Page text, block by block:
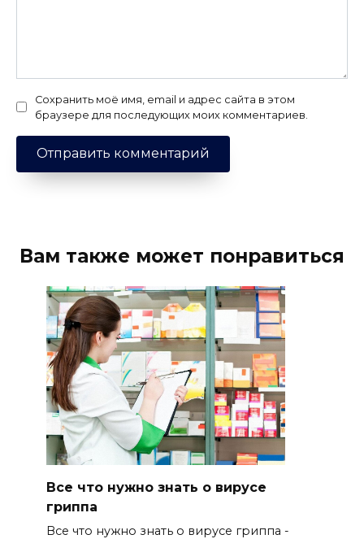
Сохранить моё имя, email и адрес сайта в этом
браузере для последующих моих комментариев.
Вам также может понравиться
Все что нужно знать о вирусе
гриппа
Все что нужно знать о вирусе гриппа -